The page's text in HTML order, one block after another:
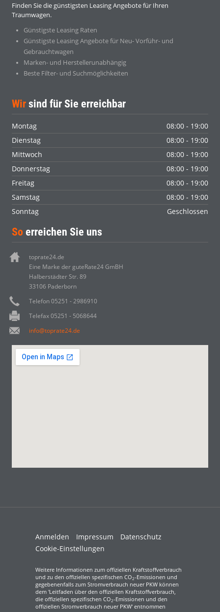
Finden Sie die günstigsten Leasing Angebote für Ihren
Traumwagen.
Günstigste Leasing Raten
Günstigste Leasing Angebote für Neu- Vorführ- und
Gebrauchtwagen
Marken- und Herstellerunabhängig
Beste Filter- und Suchmöglichkeiten
Wir sind für Sie erreichbar
Montag
08:00 - 19:00
Dienstag
08:00 - 19:00
Mittwoch
08:00 - 19:00
Donnerstag
08:00 - 19:00
Freitag
08:00 - 19:00
Samstag
08:00 - 19:00
Sonntag
Geschlossen
So erreichen Sie uns
toprate24.de
Eine Marke der guteRate24 GmBH
Halberstädter Str. 89
33106 Paderborn
Telefon 05251 - 2986910
Telefax 05251 - 5068644
info@toprate24.de
Anmelden Impressum
Datenschutz
Cookie-Einstellungen
Weitere Informationen zum offiziellen Kraftstoffverbrauch
und zu den offiziellen spezifischen CO2-Emissionen und
gegebenenfalls zum Stromverbrauch neuer PKW können
dem 'Leitfaden über den offiziellen Kraftstoffverbrauch,
die offiziellen spezifischen CO2-Emissionen und den
offiziellen Stromverbrauch neuer PKW' entnommen